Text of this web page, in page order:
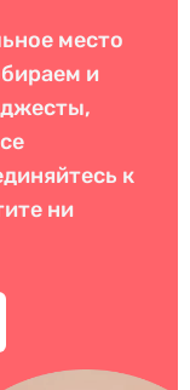
место
и
к
ни